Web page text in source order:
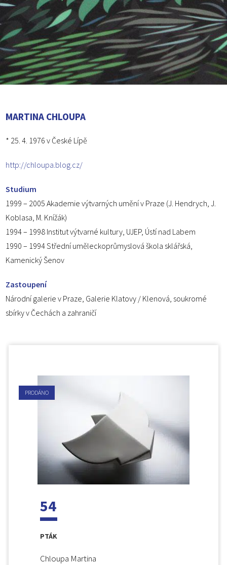
MARTINA CHLOUPA
* 25. 4. 1976 v České Lípě
http://chloupa.blog.cz/
Studium
1999 – 2005 Akademie výtvarných umění v Praze (J. Hendrych, J.
Koblasa, M. Knížák)
1994 – 1998 Institut výtvarné kultury, UJEP, Ústí nad Labem
1990 – 1994 Střední uměleckoprůmyslová škola sklářská,
Kamenický Šenov
Zastoupení
Národní galerie v Praze, Galerie Klatovy / Klenová, soukromé
sbírky v Čechách a zahraničí
PRODÁNO
54
PTÁK
Chloupa Martina